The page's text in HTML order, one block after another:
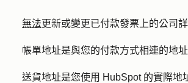
無法更新或變更已付款發票上的公司
帳單地址是與您的付款方式相連的地址
送貨地址是您使用 HubSpot 的實際地